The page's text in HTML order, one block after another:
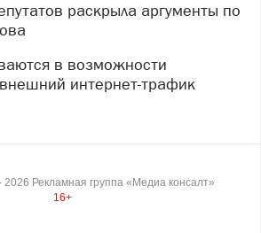
интернет-трафик
2026 Рекламная группа «Медиа консалт»
16+